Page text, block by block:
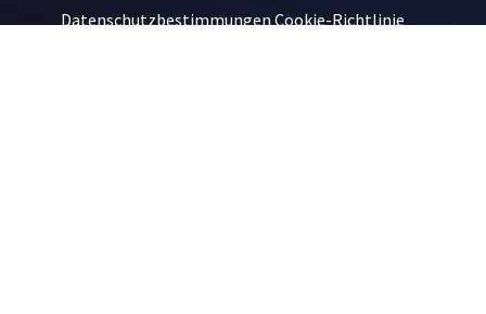
Datenschutzbestimmungen Cookie-Richtlinie